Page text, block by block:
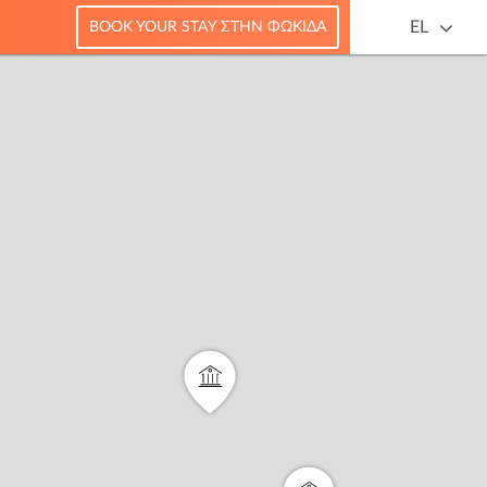
EL
BOOK YOUR STAY ΣΤΗΝ ΦΩΚΊΔΑ